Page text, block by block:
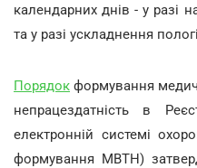
календарних днів - у разі
та у разі ускладнення
Порядок формування
непрацездатність в
електронній системі
формування МВТН)